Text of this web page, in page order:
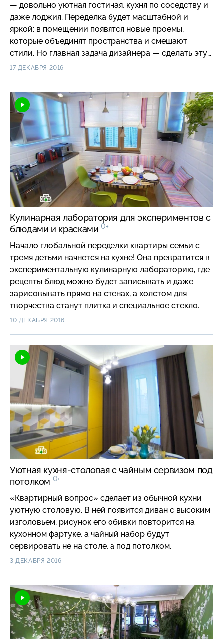
— довольно уютная гостиная, кухня по соседству и
даже лоджия. Переделка будет масштабной и
яркой: в помещении появятся новые проемы,
которые объединят пространства и смешают
стили. Но главная задача дизайнера — сделать эту
территорию максимально удобной для хозяйки
17 ДЕКАБРЯ 2016
Кулинарная лаборатория для экспериментов с
блюдами и красками0+
Начало глобальной переделки квартиры семьи с
тремя детьми начнется на кухне! Она превратится в
экспериментальную кулинарную лабораторию, где
рецепты блюд можно будет записывать и даже
зарисовывать прямо на стенах, а холстом для
творчества станут плитка и специальное стекло.
10 ДЕКАБРЯ 2016
Уютная кухня-столовая с чайным сервизом под
потолком 0+
«Квартирный вопрос» сделает из обычной кухни
уютную столовую. В ней появится диван с высоким
изголовьем, рисунок его обивки повторится на
кухонном фартуке, а чайный набор будут
сервировать не на столе, а под потолком.
3 ДЕКАБРЯ 2016